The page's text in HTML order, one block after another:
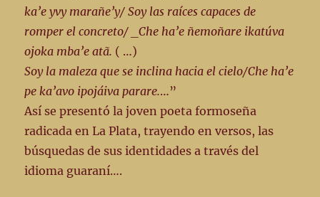
ka’e yvy marañe’y/ Soy las raíces capaces de
romper el concreto/ _Che ha’e ñemoñare ikatúva
ojoka mba’e atã. ( …)
Soy la maleza que se inclina hacia el cielo/Che ha’e
pe ka’avo ipojáiva parare.…”
Así se presentó la joven poeta formoseña
radicada en La Plata, trayendo en versos, las
búsquedas de sus identidades a través del
idioma guaraní….